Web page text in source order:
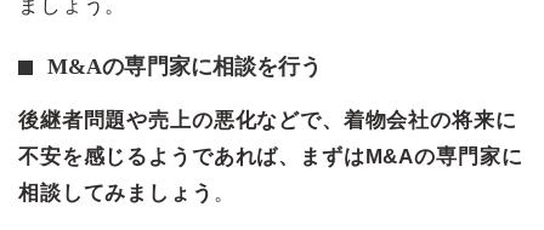
ましょう。
M&Aの専門家に相談を行う
後継者問題や売上の悪化などで、着物会社の将来に
不安を感じるようであれば、まずはM&Aの専門家に
相談してみましょう 。